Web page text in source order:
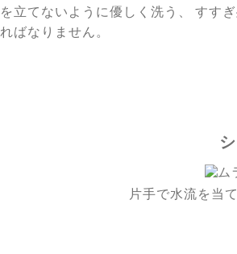
を立てないように優しく洗う、 すす
ればなりません。
片手で水流を当